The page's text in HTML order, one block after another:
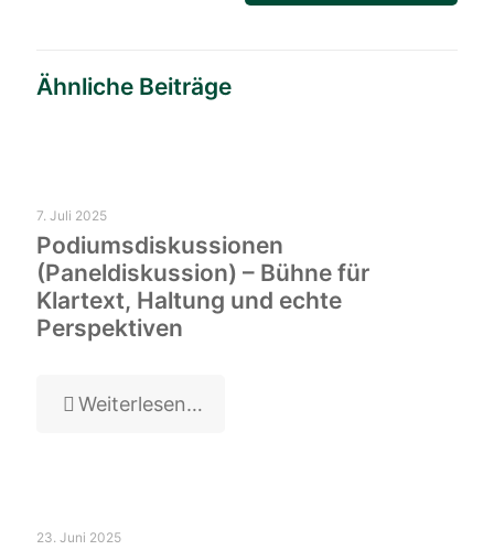
Ähnliche Beiträge
7. Juli 2025
Podiumsdiskussionen
(Paneldiskussion) – Bühne für
Klartext, Haltung und echte
Perspektiven
Weiterlesen…
23. Juni 2025